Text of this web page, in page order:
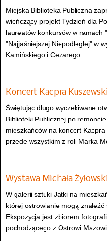
Miejska Biblioteka Publiczna
wieńczący projekt Tydzień dla
laureatów konkursów w ramach
"Najjaśniejszej Niepodległej" w
Kamińskiego i Cezarego...
Koncert Kacpra
Świętując długo wyczekiwane
Biblioteki Publicznej po
mieszkańców na koncert
przede wszystkim z roli Marka
Wystawa Michała
W galerii sztuki Jatki na
której ostrowianie mogą znaleźć
Ekspozycja jest zbiorem
pochodzącego z Ostrowi